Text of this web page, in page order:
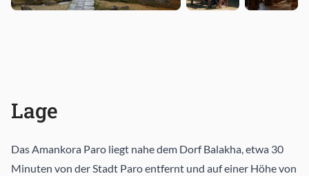
Lage
Das Amankora Paro liegt nahe dem Dorf Balakha, etwa 30
Minuten von der Stadt Paro entfernt und auf einer Höhe von